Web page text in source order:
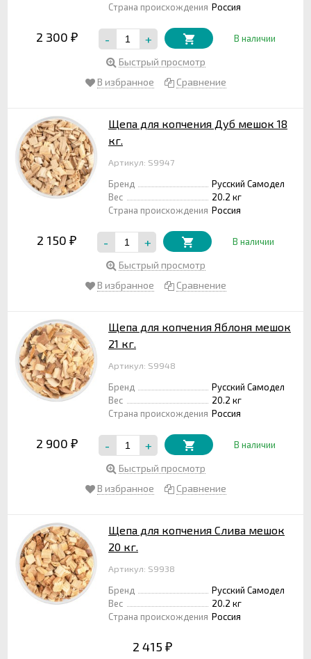
Страна происхождения Россия
2 300 ₽ - + В наличии
Быстрый просмотр
В избранное
Сравнение
Щепа для копчения Дуб мешок 18
кг.
Артикул: S9947
Бренд
Русский Самодел
Вес
20.2 кг
Страна происхождения Россия
2 150 ₽ - + В наличии
Быстрый просмотр
В избранное
Сравнение
Щепа для копчения Яблоня мешок
21 кг.
Артикул: S9948
Бренд
Русский Самодел
Вес
20.2 кг
Страна происхождения Россия
2 900 ₽ - + В наличии
Быстрый просмотр
В избранное
Сравнение
Щепа для копчения Слива мешок
20 кг.
Артикул: S9938
Бренд
Русский Самодел
Вес
20.2 кг
Страна происхождения Россия
2 415 ₽